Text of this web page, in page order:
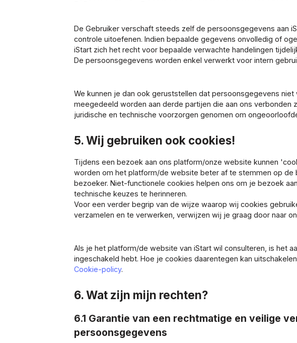
De Gebruiker verschaft steeds zelf de persoonsgegevens aan
controle uitoefenen. Indien bepaalde gegevens onvolledig of
iStart zich het recht voor bepaalde verwachte handelingen
De persoonsgegevens worden enkel verwerkt voor intern
We kunnen je dan ook geruststellen dat persoonsgegevens
meegedeeld worden aan derde partijen die aan ons verbonden
juridische en technische voorzorgen genomen om
5. Wij gebruiken ook cookies!
Tijdens een bezoek aan ons platform/onze website kunnen
worden om het platform/de website beter af te stemmen op de
bezoeker. Niet-functionele cookies helpen ons om je bezoek
technische keuzes te herinneren.
Voor een verder begrip van de wijze waarop wij cookies
verzamelen en te verwerken, verwijzen wij je graag door naar
Als je het platform/de website van iStart wil consulteren, is het
ingeschakeld hebt. Hoe je cookies daarentegen kan
Cookie-policy.
6. Wat zijn mijn rechten?
6.1 Garantie van een rechtmatige en veilige
persoonsgegevens